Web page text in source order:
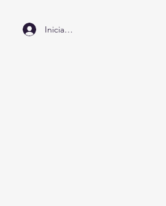
Iniciar sesión